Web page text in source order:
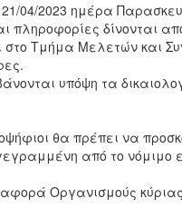
21/04/2023 ημέρα
πληροφορίες δίνονται
Τμήμα Μελετών και
υπόψη τα
θα πρέπει να
από το νόμιμο
Οργανισμούς